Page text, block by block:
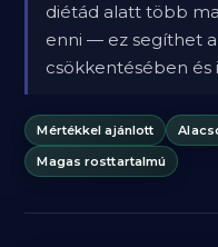
diétád alatt több
enni — ez segíthet
csökkentésében
Mértékkel ajánlott
Magas rosttartalmú